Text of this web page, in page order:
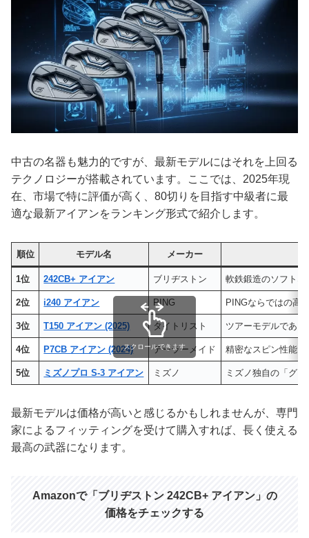
中古の名器も魅力的ですが、最新モデルにはそれを上回る
テクノロジーが搭載されています。ここでは、2025年現
在、市場で特に評価が高く、80切りを目指す中級者に最
適な最新アイアンをランキング形式で紹介します。
順位 モデル名 メーカー
1位 242CB+ アイアン ブリヂストン 軟鉄鍛造のソフト
2位 i240 アイアン PING PINGならではの高
3位 T150 アイアン (2025) タイトリスト ツアーモデルであ
4位 P7CB アイアン (2024) テーラーメイド 精密なスピン性能
5位 ミズノプロ S-3 アイアン ミズノ ミズノ独自の「グ
スクロールできます
最新モデルは価格が高いと感じるかもしれませんが、専門
家によるフィッティングを受けて購入すれば、長く使える
最高の武器になります。
Amazonで「ブリヂストン 242CB+ アイアン」の
価格をチェックする